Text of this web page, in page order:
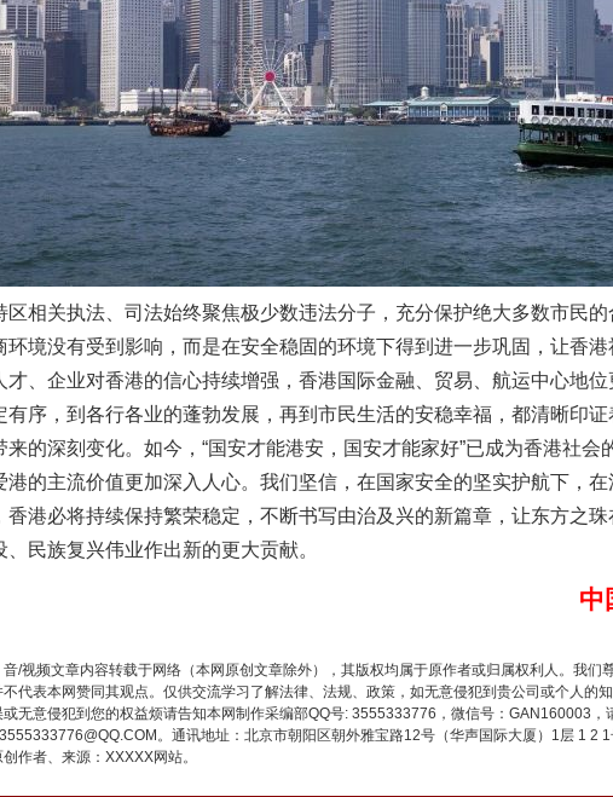
关执法、司法始终聚焦极少数违法分子，充分保护绝大多数市民的
环境没有受到影响，而是在安全稳固的环境下得到进一步巩固，让香
才、企业对香港的信心持续增强，香港国际金融、贸易、航运中心地
序，到各行各业的蓬勃发展，再到市民生活的安稳幸福，都清晰印证
的深刻变化。如今，“国安才能港安，国安才能家好”已成为香港社会
港的主流价值更加深入人心。我们坚信，在国家安全的坚实护航下，
香港必将持续保持繁荣稳定，不断书写由治及兴的新篇章，让东方之
民族复兴伟业作出新的更大贡献。
中
音/视频文章内容转载于网络（本网原创文章除外），其版权均属于原作者或归属权利人。我
代表本网赞同其观点。仅供交流学习了解法律、法规、政策，如无意侵犯到贵公司或个人的
无意侵犯到您的权益烦请告知本网制作采编部QQ号: 3555333776，微信号：GAN160003
。通讯地址：北京市朝阳区朝外雅宝路12号（华声国际大厦）1层 1 2
作者、来源：XXXXX网站。
键词
魏明亮严重违纪违法案透视
生
生物安全法正式实施
原罪"